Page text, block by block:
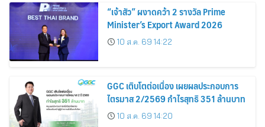
“เจ้าสัว” ผงาดคว้า 2 รางวัล Prime
Minister’s Export Award 2026
10 ส.ค. 69 14:22
GGC เติบโตต่อเนื่อง เผยผลประกอบการ
ไตรมาส 2/2569 กำไรสุทธิ 351 ล้านบาท
10 ส.ค. 69 14:20